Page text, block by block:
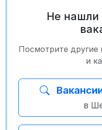
Не
Посмотрите другие
и
в